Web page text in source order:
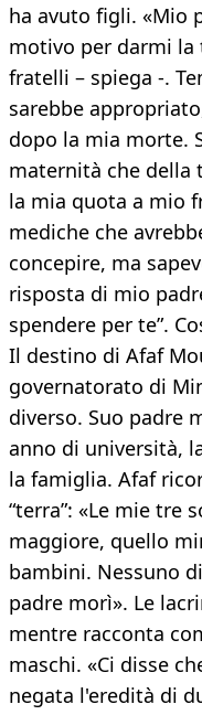
ha avuto figli. «Mio
motivo per darmi
fratelli – spiega -.
sarebbe
dopo la mia morte.
maternità che della
la mia quota a mio
mediche che
concepire, ma
risposta di mio
spendere per te”.
Il destino di Afaf
governatorato di
diverso. Suo padre
anno di università,
la famiglia. Afaf
“terra”: «Le mie tre
maggiore, quello
bambini. Nessuno
padre morì». Le
mentre racconta
maschi. «Ci disse
negata l'eredità di